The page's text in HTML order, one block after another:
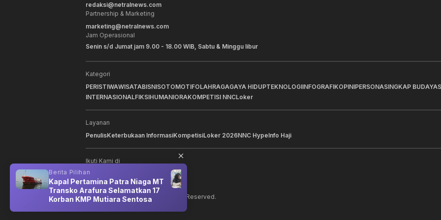
redaksi@netralnews.com
Partnership & Marketing
marketing@netralnews.com
Jam Operasional
Senin s/d Jumat jam 9.00 - 18.00 WIB, Sabtu & Minggu libur
Kategori
PERISTIWAWISATABISNISOTOMOTIFOLAHRAGAGAYA HIDUPTEKNOLOGIINFOGRAFIKOPINIPERSONASINGKAP BUDAYA
INTERNASIONALFIKSIHUMANIORAKOMPETISI NNCLoker
Layanan
PenulisKeterbukaan InformasiKompetisiLoker 2026NNC HypeInfo Haji
Ikuti Kami di
© 2026NNC Netralnews . All Rights Reserved.
Berita Pilihan
Kapal Pertamina Patra Niaga MT
Transko Arafura Selamatkan 17
Korban KMP Mutiara Sentosa
Manfaatkan PIJAR